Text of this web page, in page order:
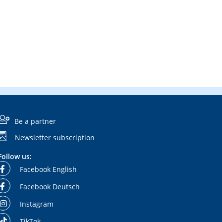
Be a partner
Newsletter subscription
us:
Facebook English
Facebook Deutsch
Instagram